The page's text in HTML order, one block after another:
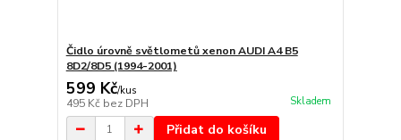
Čidlo úrovně světlometů xenon AUDI A4 B5
8D2/8D5 (1994-2001)
599 Kč/kus
495 Kč bez DPH Skladem
Přidat do košíku